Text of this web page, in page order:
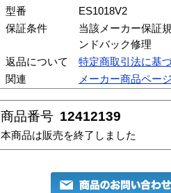
型番
ES1018V2
保証条件
当該メーカー保証
ンドバック修理
返品について
特定商取引法に基
関連
メーカー商品ペー
商品番号 12412139
本商品は販売を終了しました